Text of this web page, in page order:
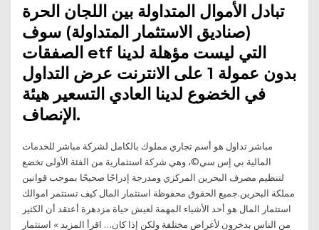
تبادل الأموال المتداولة بين اللجان الحرة
(صناديق الاستثمار المتداولة) سوف
الصفقات etf التي ليست مؤهلة لدينا
بدون عمولة 1 على الانترنت عرض التداول
في الخضوع لدينا العادي التسعير هيئة
الإنصاف.
مباشر تداول هو أسم تجاري مملوك بالكامل لشركة مباشر للخدمات
المالية بي إس سي©، وهي شركة استثمارية من الفئة الأولى تخضع
لتنظيم مصرف البحرين المركزي ومدرجة إدراجًا صحيحًا بموجب قوانين
مملكة البحرين.جميع الحقوق محفوظة استثمار المال كيف تستثمر اموالك
استثمار المال هو أحد الأشياء المهمة لعيش حياة مزدهرة أعتقد أن الكثير
من الناس يدخرون لأغراض مختلفة ولكن إذا كان… اقرأ المزيد » استثمار